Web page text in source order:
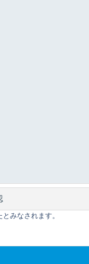
みなされます。